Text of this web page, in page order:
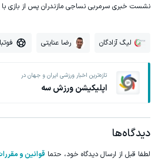
نشست خبری سرمربی نساجی مازندران پس از بازی با
لیگ آزادگان رضا عنایتی
تازه‌ترین اخبار ورزشی ایران و جهان در
اپلیکیشن ورزش سه
دیدگاه‌ها
لطفا قبل از ارسال دیدگاه خود، حتما قوانین و